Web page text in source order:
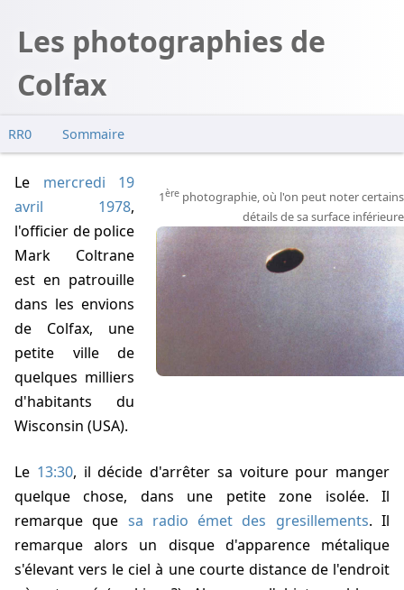
Les photographies de
Colfax
RR0 Sommaire
1ère photographie, où l'on peut noter certains
détails de sa surface inférieure
Le mercredi 19
avril 1978,
l'officier de police
Mark Coltrane
est en patrouille
dans les envions
de Colfax, une
petite ville de
quelques milliers
d'habitants du
Wisconsin (USA).
Le 13:30, il décide d'arrêter sa voiture pour manger
quelque chose, dans une petite zone isolée. Il
remarque que sa radio émet des gresillements. Il
remarque alors un disque d'apparence métalique
s'élevant vers le ciel à une courte distance de l'endroit